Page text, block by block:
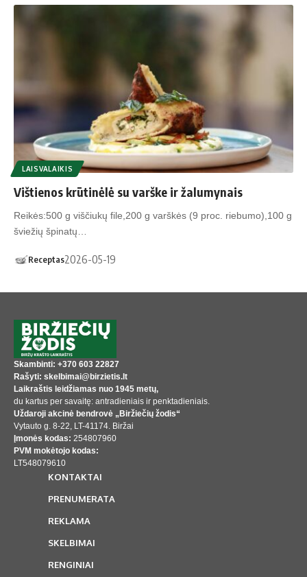
LAISVALAIKIS
Vištienos krūtinėlė su varške ir žalumynais
Reikės:500 g viščiukų file,200 g varškės (9 proc. riebumo),100 g
šviežių špinatų…
Receptas2026-05-19
Skambinti: +370 603 22827
Rašyti: skelbimai@birzietis.lt
Laikraštis leidžiamas nuo 1945 metų,
du kartus per savaitę: antradieniais ir penktadieniais.
Uždaroji akcinė bendrovė „Biržiečių žodis“
Vytauto g. 8-22, LT-41174. Biržai
Įmonės kodas: 254807960
PVM mokėtojo kodas:
LT548079610
KONTAKTAI
PRENUMERATA
REKLAMA
SKELBIMAI
RENGINIAI